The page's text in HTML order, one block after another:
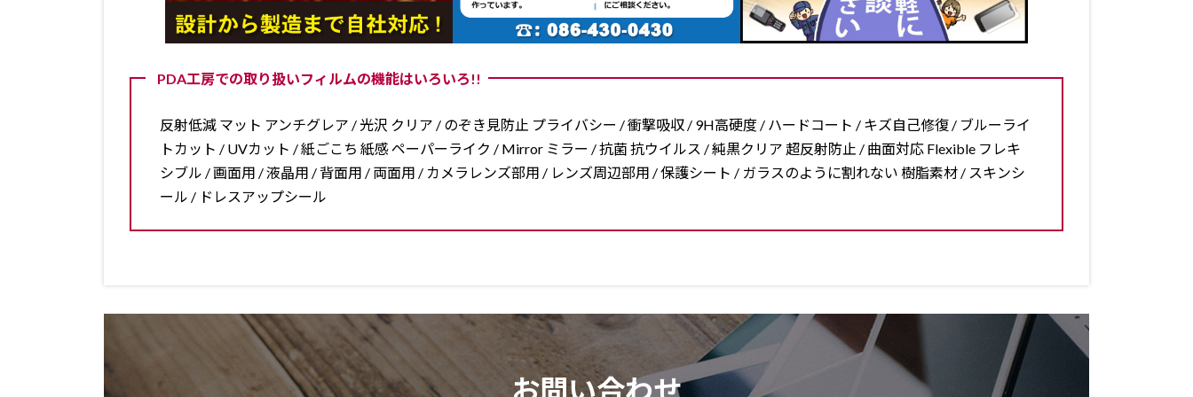
PDA工房での取り扱いフィルムの機能はいろいろ!!
反射低減 マット アンチグレア / 光沢 クリア / のぞき見防止 プライバシー / 衝撃吸収 / 9H高硬度 / ハードコート / キズ自己修復 / ブルーライ
トカット / UVカット / 紙ごこち 紙感 ペーパーライク / Mirror ミラー / 抗菌 抗ウイルス / 純黒クリア 超反射防止 / 曲面対応 Flexible フレキ
シブル / 画面用 / 液晶用 / 背面用 / 両面用 / カメラレンズ部用 / レンズ周辺部用 / 保護シート / ガラスのように割れない 樹脂素材 / スキンシ
ール / ドレスアップシール
お問い合わせ